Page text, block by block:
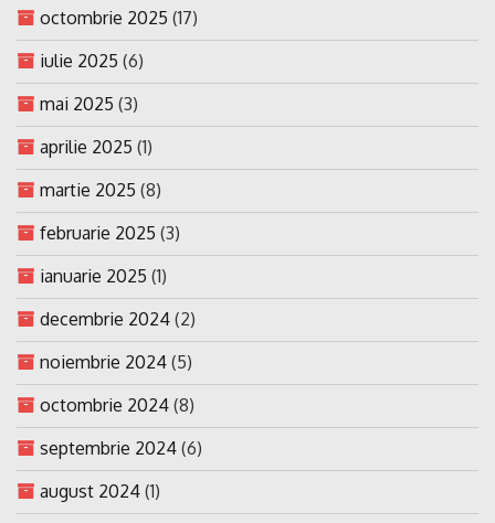
octombrie 2025 (17)
iulie 2025 (6)
mai 2025 (3)
aprilie 2025 (1)
martie 2025 (8)
februarie 2025 (3)
ianuarie 2025 (1)
decembrie 2024 (2)
noiembrie 2024 (5)
octombrie 2024 (8)
septembrie 2024 (6)
august 2024 (1)